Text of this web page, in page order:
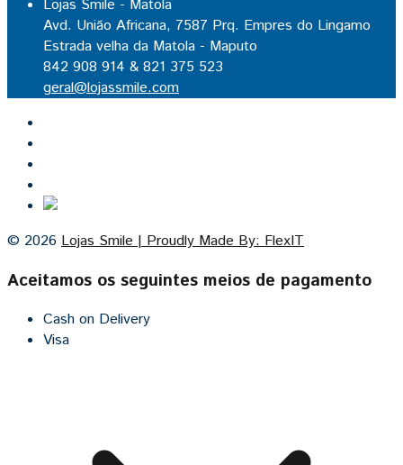
Lojas Smile - Matola
Avd. União Africana, 7587 Prq. Empres do Lingamo
Estrada velha da Matola - Maputo
842 908 914 & 821 375 523
geral@lojassmile.com
© 2026 Lojas Smile | Proudly Made By: FlexIT
Aceitamos os seguintes meios de pagamento
Cash on Delivery
Visa